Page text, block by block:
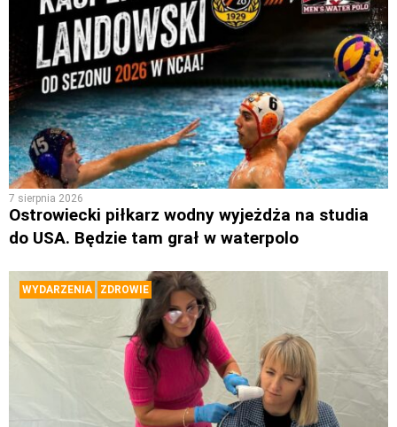
7 sierpnia 2026
Ostrowiecki piłkarz wodny wyjeżdża na studia
do USA. Będzie tam grał w waterpolo
WYDARZENIA ZDROWIE